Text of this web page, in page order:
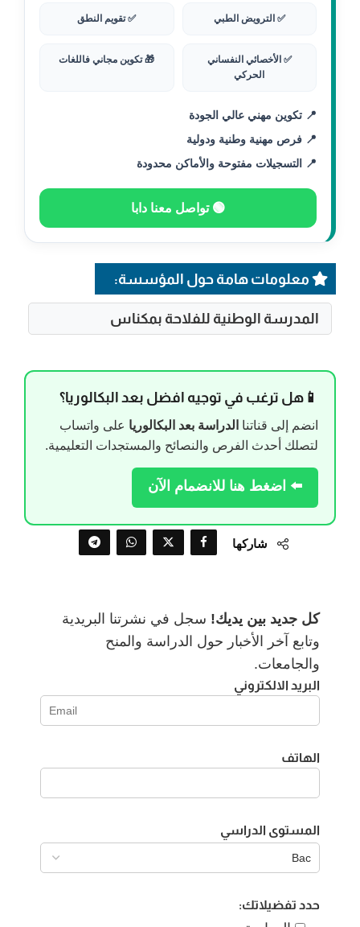
✅ الترويض الطبي ✅ تقويم النطق
✅ الأخصائي النفساني
الحركي
🎁 تكوين مجاني فاللغات
📍 تكوين مهني عالي الجودة
📍 فرص مهنية وطنية ودولية
📍 التسجيلات مفتوحة والأماكن محدودة
🟢 تواصل معنا دابا
معلومات هامة حول المؤسسة:
المدرسة الوطنية للفلاحة بمكناس
📱هل ترغب في توجيه افضل بعد البكالوريا؟
انضم إلى قناتنا الدراسة بعد البكالوريا على واتساب
لتصلك أحدث الفرص والنصائح والمستجدات التعليمية.
⬅️ اضغط هنا للانضمام الآن
شاركها
كل جديد بين يديك! سجل في نشرتنا البريدية
وتابع آخر الأخبار حول الدراسة والمنح
والجامعات.
البريد الالكتروني
الهاتف
المستوى الدراسي
حدد تفضيلاتك: